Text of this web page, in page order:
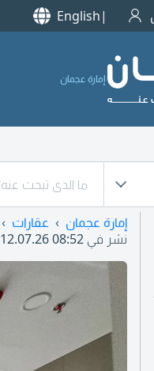
English
إمارة عجمان
إمارة عجمان عقارات
نشر في 12.07.26 08:52